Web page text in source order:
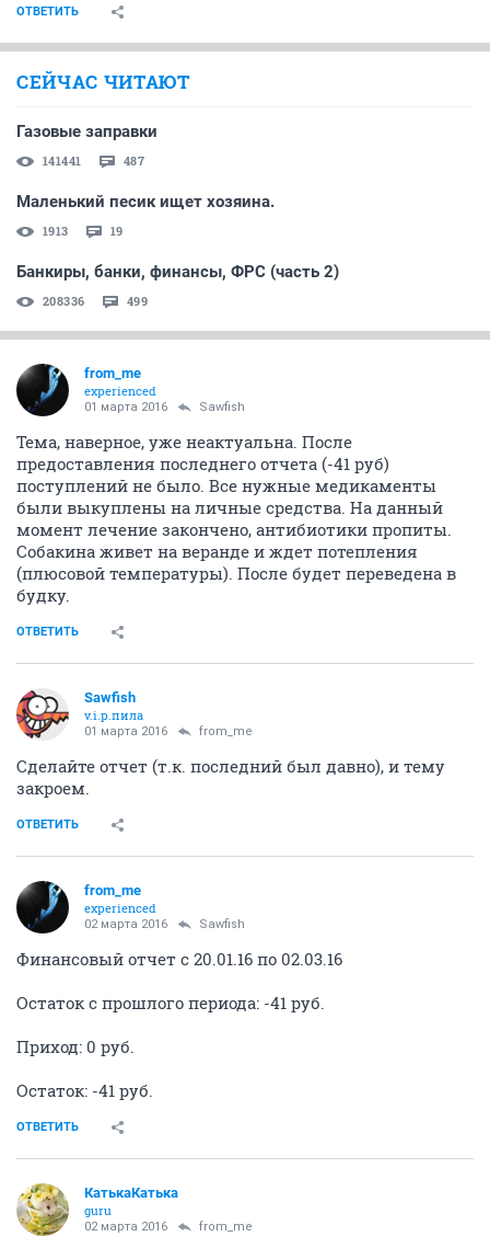
ОТВЕТИТЬ
СЕЙЧАС ЧИТАЮТ
Газовые заправки
141441 487
Маленький песик ищет хозяина.
1913 19
Банкиры, банки, финансы, ФРС (часть 2)
208336 499
from_me
experienced
01 марта 2016 Sawfish
Тема, наверное, уже неактуальна. После
предоставления последнего отчета (-41 руб)
поступлений не было. Все нужные медикаменты
были выкуплены на личные средства. На данный
момент лечение закончено, антибиотики пропиты.
Собакина живет на веранде и ждет потепления
(плюсовой температуры). После будет переведена в
будку.
ОТВЕТИТЬ
Sawfish
v.i.p.пила
01 марта 2016 from_me
Сделайте отчет (т.к. последний был давно), и тему
закроем.
ОТВЕТИТЬ
from_me
experienced
02 марта 2016 Sawfish
Финансовый отчет с 20.01.16 по 02.03.16
Остаток с прошлого периода: -41 руб.
Приход: 0 руб.
Остаток: -41 руб.
ОТВЕТИТЬ
КатькаКатька
guru
02 марта 2016 from_me